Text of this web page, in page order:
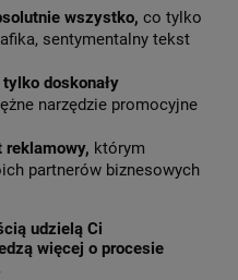
wszystko, co tylko
sentymentalny tekst
doskonały
narzędzie promocyjne
reklamowy, którym
partnerów biznesowych
udzielą Ci
więcej o procesie